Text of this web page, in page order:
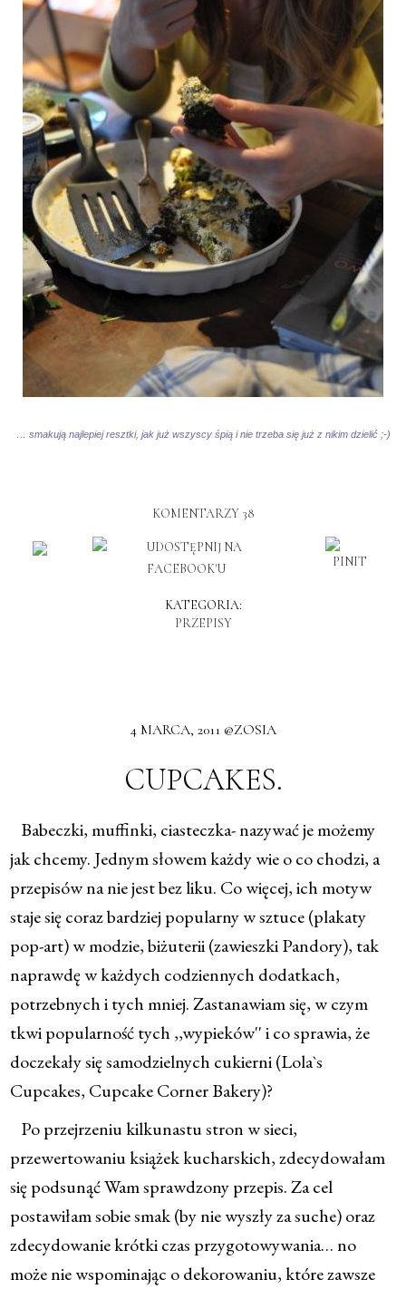
… smakują najlepiej resztki, jak już wszyscy śpią i nie trzeba się już z nikim dzielić ;-)
KOMENTARZY 38
KATEGORIA:
PRZEPISY
4 MARCA, 2011 @ZOSIA
CUPCAKES.
Babeczki, muffinki, ciasteczka- nazywać je możemy
jak chcemy. Jednym słowem każdy wie o co chodzi, a
przepisów na nie jest bez liku. Co więcej, ich motyw
staje się coraz bardziej popularny w sztuce (plakaty
pop-art) w modzie, biżuterii (zawieszki Pandory), tak
naprawdę w każdych codziennych dodatkach,
potrzebnych i tych mniej. Zastanawiam się, w czym
tkwi popularność tych ,,wypieków'' i co sprawia, że
doczekały się samodzielnych cukierni (Lola`s
Cupcakes, Cupcake Corner Bakery)?
Po przejrzeniu kilkunastu stron w sieci,
przewertowaniu książek kucharskich, zdecydowałam
się podsunąć Wam sprawdzony przepis. Za cel
postawiłam sobie smak (by nie wyszły za suche) oraz
zdecydowanie krótki czas przygotowywania… no
może nie wspominając o dekorowaniu, które zawsze